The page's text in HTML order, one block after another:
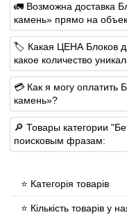
🚛 Возможна доставка
камень» прямо на
🏷 Какая ЦЕНА Блоков
какое количество
💳 Как я могу оплатить
камень»?
🔎 Товары категории
поисковым фразам:
⭐ Категорія товарів
⭐ Кількість товарів у